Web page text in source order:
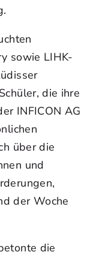
sowie LIHK-
die ihre
INFICON AG
über die
und
der Woche
die